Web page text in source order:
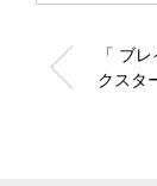
「 ブ
クスタ